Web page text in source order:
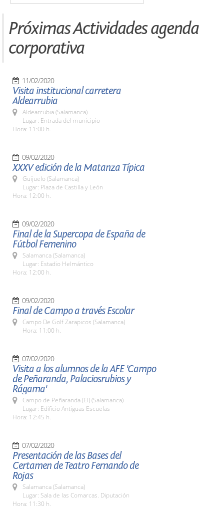
Próximas Actividades agenda
corporativa
11/02/2020
Visita institucional carretera
Aldearrubia
Aldearrubia (Salamanca)
Lugar: Entrada del municipio
Hora: 11:00 h.
09/02/2020
XXXV edición de la Matanza Típica
Guijuelo (Salamanca)
Lugar: Plaza de Castilla y León
Hora: 12:00 h.
09/02/2020
Final de la Supercopa de España de
Fútbol Femenino
Salamanca (Salamanca)
Lugar: Estadio Helmántico
Hora: 12:00 h.
09/02/2020
Final de Campo a través Escolar
Campo De Golf Zarapicos (Salamanca)
Hora: 11:00 h.
07/02/2020
Visita a los alumnos de la AFE 'Campo
de Peñaranda, Palaciosrubios y
Rágama'
Campo de Peñaranda (El) (Salamanca)
Lugar: Edificio Antiguas Escuelas
Hora: 12:45 h.
07/02/2020
Presentación de las Bases del
Certamen de Teatro Fernando de
Rojas
Salamanca (Salamanca)
Lugar: Sala de las Comarcas. Diputación
Hora: 11:30 h.